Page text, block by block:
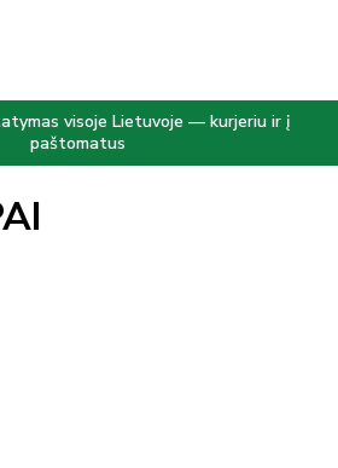
visoje Lietuvoje — kurjeriu ir į
paštomatus